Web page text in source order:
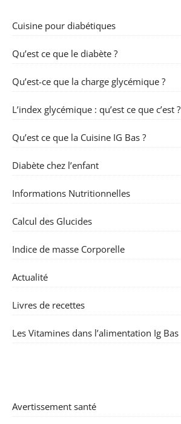
Cuisine pour diabétiques
Qu’est ce que le diabète ?
Qu’est-ce que la charge glycémique ?
L’index glycémique : qu’est ce que c’est ?
Qu’est ce que la Cuisine IG Bas ?
Diabète chez l’enfant
Informations Nutritionnelles
Calcul des Glucides
Indice de masse Corporelle
Actualité
Livres de recettes
Les Vitamines dans l’alimentation Ig Bas
Avertissement santé